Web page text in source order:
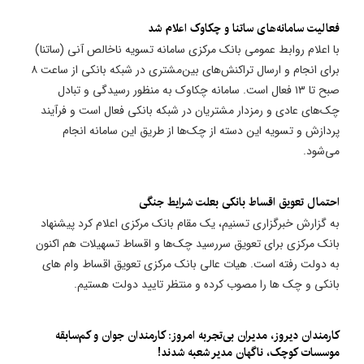
​فعالیت سامانه‌های ساتنا و چکاوک اعلام شد
با اعلام روابط عمومی بانک مرکزی سامانه تسویه ناخالص آنی (ساتنا)
برای انجام و ارسال تراکنش‌های بین‌مشتری در شبکه بانکی از ساعت ۸
صبح تا ۱۳ فعال است. سامانه چکاوک به منظور رسیدگی و تبادل
چک‌های عادی و رمزدار مشتریان در شبکه بانکی فعال است و فرآیند
پردازش و تسویه این دسته از چک‌ها از طریق این سامانه انجام
می‌شود.
​احتمال تعویق اقساط بانکی بعلت شرایط جنگی
به گزارش خبرگزاری تسنیم، یک مقام بانک مرکزی اعلام کرد پیشنهاد
بانک مرکزی برای تعویق سررسید چک‌ها و اقساط تسهیلات هم اکنون
به دولت رفته است. هیات عالی بانک مرکزی تعویق اقساط وام های
بانکی و چک ها را مصوب کرده و منتظر تایید دولت هستیم.
کارمندان دیروز، مدیران بی‌تجربه امروز: کارمندان جوان و کم‌سابقه
موسسات کوچک، ناگهان مدیر شعبه شدند!